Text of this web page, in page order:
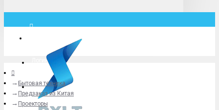
Логин
+79775619766
Бытовая техника
Предзаказ из Китая
Проекторы